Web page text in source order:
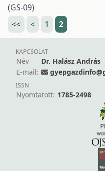
(GS-09)
<<
< 1 2
KAPCSOLAT
Név
Dr. Halász András
E-mail:
ISSN
Nyomtatott: 1785-2498